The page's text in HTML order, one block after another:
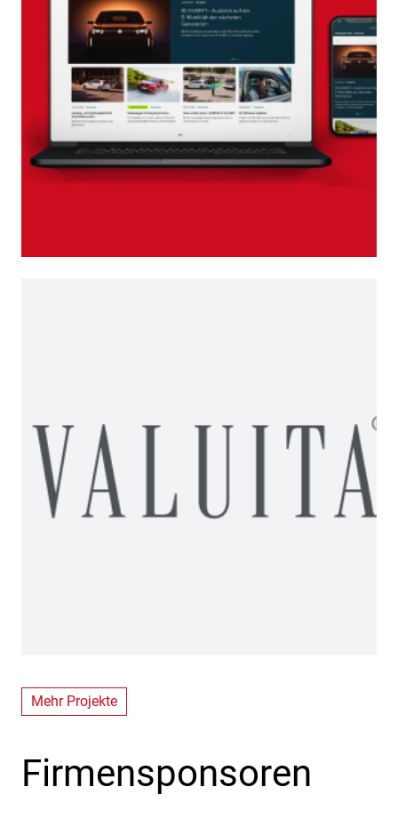
Mehr Projekte
Firmensponsoren